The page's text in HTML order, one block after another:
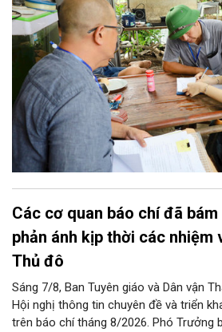
Các cơ quan báo chí đã
phản ánh kịp thời các nhiệm
Thủ đô
Sáng 7/8, Ban Tuyên giáo và Dân vận
Hội nghị thông tin chuyên đề và triển
trên báo chí tháng 8/2026. Phó Trưởng